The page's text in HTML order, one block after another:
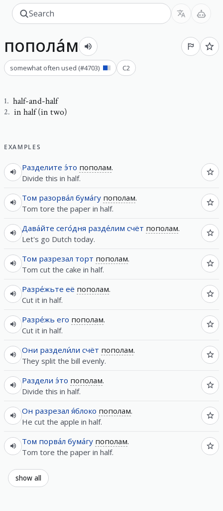
попола́м
somewhat often used (#4703) C2
1. half-and-half
2. in half (in two)
EXAMPLES
Разделите э́то пополам.
Divide this in half.
Том разорва́л бума́гу пополам.
Tom tore the paper in half.
Дава́йте сего́дня разде́лим счёт пополам.
Let's go Dutch today.
Том разрезал торт пополам.
Tom cut the cake in half.
Разре́жьте её пополам.
Cut it in half.
Разре́жь его пополам.
Cut it in half.
Они раздели́ли счёт пополам.
They split the bill evenly.
Раздели э́то пополам.
Divide this in half.
Он разрезал я́блоко пополам.
He cut the apple in half.
Том порва́л бума́гу пополам.
Tom tore the paper in half.
show all